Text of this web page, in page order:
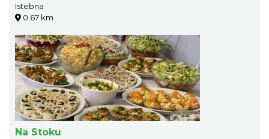
Istebna
0.67 km
Na Stoku